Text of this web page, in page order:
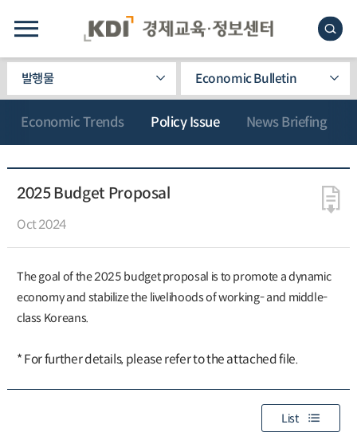
발행물 Economic Bulletin
Economic Trends Policy Issue News Briefing
2025 Budget Proposal
Oct 2024
The goal of the 2025 budget proposal is to promote a dynamic
economy and stabilize the livelihoods of working- and middle-
class Koreans.
* For further details, please refer to the attached file.
List